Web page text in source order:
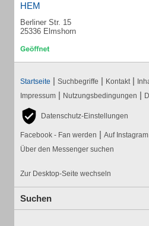
HEM
Berliner Str. 15
25336 Elmshorn
Startseite | Suchbegriffe | Kontakt |
Impressum | Nutzungsbedingungen |
Datenschutz-Einstellungen
Facebook - Fan werden | Auf
Über den Messenger suchen
Zur Desktop-Seite wechseln
Suchen